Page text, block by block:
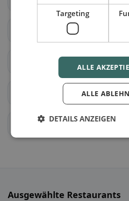
Unterentfelden
Bergdietikon
Freienwil
Ausgewählte Restaurants
Targeting
ALLE
ALLE
DETAILS ANZEIGEN